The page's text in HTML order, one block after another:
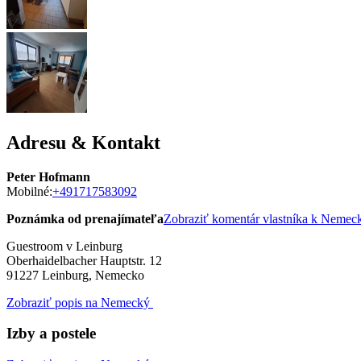
Adresu & Kontakt
Peter Hofmann
Mobilné:+491717583092
Poznámka od prenajímateľaZobraziť komentár vlastníka k
Guestroom v Leinburg
Oberhaidelbacher Hauptstr. 12
91227 Leinburg, Nemecko
Zobraziť popis na Nemecký
Izby a postele